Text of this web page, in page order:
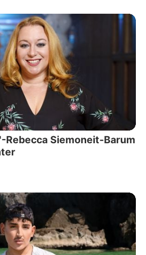
Rebecca Siemoneit-Barum